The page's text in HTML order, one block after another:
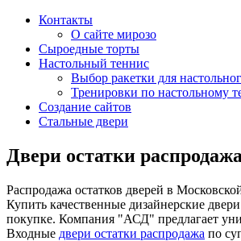
Контакты
О сайте мирозо
Сыроедные торты
Настольный теннис
Выбор ракетки для
Тренировки по настольному
Создание сайтов
Стальные двери
Двери остатки распродажа
Распродажа остатков дверей в
Купить качественные дизайнерские
покупке. Компания "АСД" предлагает
Входные двери остатки распродажа по